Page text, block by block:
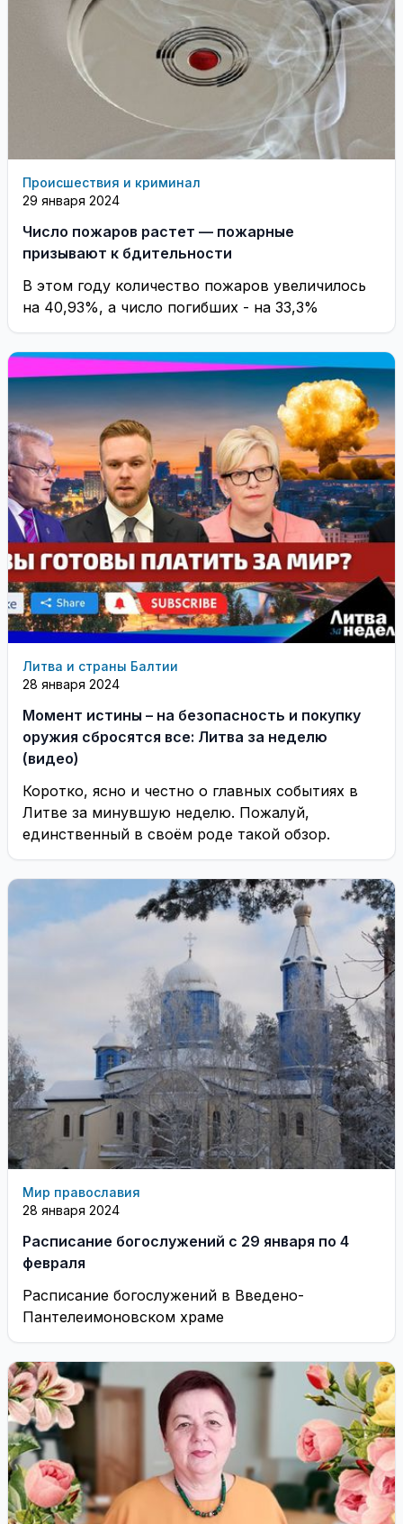
Происшествия и криминал
29 января 2024
Число пожаров растет — пожарные
призывают к бдительности
В этом году количество пожаров увеличилось
на 40,93%, а число погибших - на 33,3%
Литва и страны Балтии
28 января 2024
Момент истины – на безопасность и покупку
оружия сбросятся все: Литва за неделю
(видео)
Коротко, ясно и честно о главных событиях в
Литве за минувшую неделю. Пожалуй,
единственный в своём роде такой обзор.
Мир православия
28 января 2024
Расписание богослужений с 29 января по 4
февраля
Расписание богослужений в Введено-
Пантелеимоновском храме